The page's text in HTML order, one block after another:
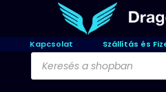
Kapcsolat Szállítás és
Products
search